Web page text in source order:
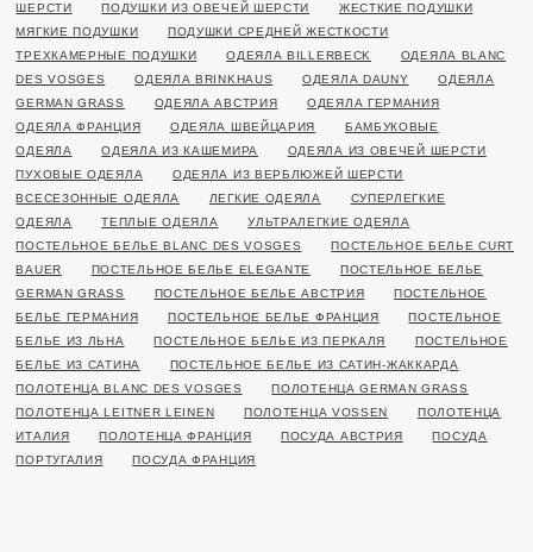
ШЕРСТИ
ПОДУШКИ ИЗ ОВЕЧЕЙ ШЕРСТИ
ЖЕСТКИЕ ПОДУШКИ
МЯГКИЕ ПОДУШКИ
ПОДУШКИ СРЕДНЕЙ ЖЕСТКОСТИ
ТРЕХКАМЕРНЫЕ ПОДУШКИ
ОДЕЯЛА BILLERBECK
ОДЕЯЛА BLANC
DES VOSGES
ОДЕЯЛА BRINKHAUS ОДЕЯЛА DAUNY
ОДЕЯЛА
GERMAN GRASS
ОДЕЯЛА АВСТРИЯ
ОДЕЯЛА ГЕРМАНИЯ
ОДЕЯЛА ФРАНЦИЯ
ОДЕЯЛА ШВЕЙЦАРИЯ
БАМБУКОВЫЕ
ОДЕЯЛА
ОДЕЯЛА ИЗ КАШЕМИРА
ОДЕЯЛА ИЗ ОВЕЧЕЙ ШЕРСТИ
ПУХОВЫЕ ОДЕЯЛА
ОДЕЯЛА ИЗ ВЕРБЛЮЖЕЙ ШЕРСТИ
ВСЕСЕЗОННЫЕ ОДЕЯЛА
ЛЕГКИЕ ОДЕЯЛА
СУПЕРЛЕГКИЕ
ОДЕЯЛА
ТЕПЛЫЕ ОДЕЯЛА
УЛЬТРАЛЕГКИЕ ОДЕЯЛА
ПОСТЕЛЬНОЕ БЕЛЬЕ BLANC DES VOSGES
ПОСТЕЛЬНОЕ БЕЛЬЕ CURT
BAUER
ПОСТЕЛЬНОЕ БЕЛЬЕ ELEGANTE
ПОСТЕЛЬНОЕ БЕЛЬЕ
GERMAN GRASS
ПОСТЕЛЬНОЕ БЕЛЬЕ АВСТРИЯ
ПОСТЕЛЬНОЕ
БЕЛЬЕ ГЕРМАНИЯ
ПОСТЕЛЬНОЕ БЕЛЬЕ ФРАНЦИЯ
ПОСТЕЛЬНОЕ
БЕЛЬЕ ИЗ ЛЬНА
ПОСТЕЛЬНОЕ БЕЛЬЕ ИЗ ПЕРКАЛЯ
ПОСТЕЛЬНОЕ
БЕЛЬЕ ИЗ САТИНА
ПОСТЕЛЬНОЕ БЕЛЬЕ ИЗ САТИН-ЖАККАРДА
ПОЛОТЕНЦА BLANC DES VOSGES
ПОЛОТЕНЦА GERMAN GRASS
ПОЛОТЕНЦА LEITNER LEINEN
ПОЛОТЕНЦА VOSSEN
ПОЛОТЕНЦА
ИТАЛИЯ
ПОЛОТЕНЦА ФРАНЦИЯ ПОСУДА АВСТРИЯ
ПОСУДА
ПОРТУГАЛИЯ
ПОСУДА ФРАНЦИЯ